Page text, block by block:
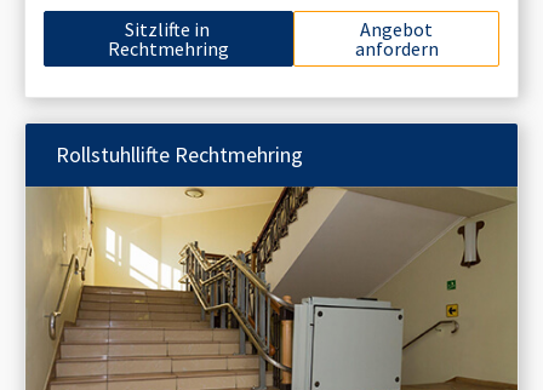
Sitzlifte in
Rechtmehring
Angebot
anfordern
Rollstuhllifte Rechtmehring